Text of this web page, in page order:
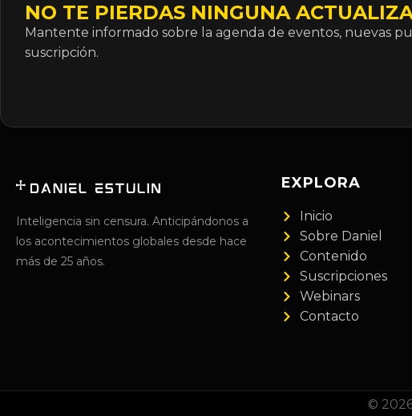
NO TE PIERDAS NINGUNA
Mantente informado sobre la agenda de eventos, nuevas
suscripción.
Inteligencia sin censura. Anticipándonos a
los acontecimientos globales desde hace
más de 25 años.
EXPLORA
Inicio
Sobre Daniel
Contenido
Suscripciones
Webinars
Contacto
©